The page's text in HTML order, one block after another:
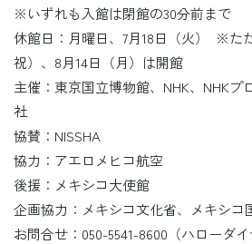
※いずれも入館は閉館の30分前まで
休館日：月曜日、7月18日（火） ※た
祝）、8月14日（月）は開館
主催：東京国立博物館、NHK、NHKプ
社
協賛：NISSHA
協力：アエロメヒコ航空
後援：メキシコ大使館
企画協力：メキシコ文化省、メキシコ
お問合せ：050-5541-8600（ハローダ